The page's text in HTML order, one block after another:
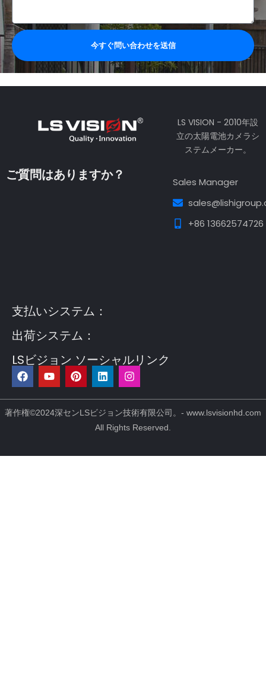
今すぐ問い合わせを送信
LS VISION - 2010年設
立の太陽電池カメラシ
ステムメーカー。
ご質問はありますか？
Sales Manager
+86 13662574726
支払いシステム：
出荷システム：
LSビジョン ソーシャルリンク
フ
ェ
イ
ス
ブ
Y
o
u
t
u
ピ
ン
タ
レ
ス
リ
ン
ク
ト
イ
ン
イ
ン
ス
タ
グ
ラ
ム
著作権©2024深センLSビジョン技術有限公司。- www.lsvisionhd.com
All Rights Reserved.